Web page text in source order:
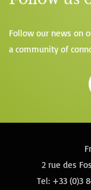
Follow our news on
a community of
2 rue des
Tel: +33 (0)3